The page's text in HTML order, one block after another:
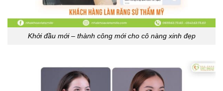
Khởi đầu mới – thành công mới cho cô nàng xinh đẹp